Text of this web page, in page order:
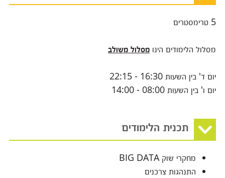
5 טרימסטרים
מסלול הלימודים הינו מסלול משולב
יום ד' בין השעות 16:30 - 22:15
יום ו' בין השעות 08:00 - 14:00
תכנית הלימודים
מחקרי שוק BIG DATA
התנהגות צרכנים